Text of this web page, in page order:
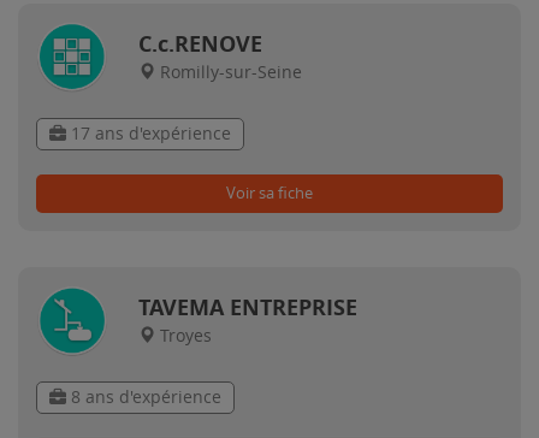
C.c.RENOVE
Romilly-sur-Seine
17 ans d'expérience
Voir sa fiche
TAVEMA ENTREPRISE
Troyes
8 ans d'expérience